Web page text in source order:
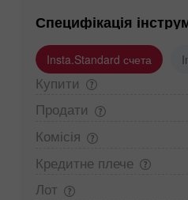
Специфікація
Insta.Standard счета
Купити
Продати
Комісія
Кредитне плече
Лот